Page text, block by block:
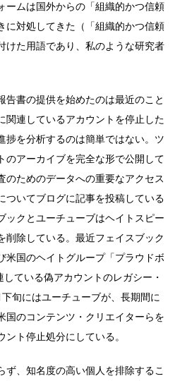
ームは国外からの「組織的かつ信頼
に対処してきた（「組織的かつ信頼
けた用語であり、私のような研究者
告書の提供を始めたのは最近のこと
関連しているアカウントを停止した
捗を分析するのは簡単ではない。ツ
のアーカイブを完全な形で公開して
のためのデータへの重要なアクセス
ついてブログに記事を投稿している
ックとユーチューブはヘイトスピー
削除している。最近フェイスブック
米国のヘイトグループ「プラウドボ
している偽アカウントのレガシー・
旬にはユーチューブが、長期間に
国のコンテンツ・クリエイターらを
ト停止処分にしている。
ず、知名度の高い個人を排除するこ